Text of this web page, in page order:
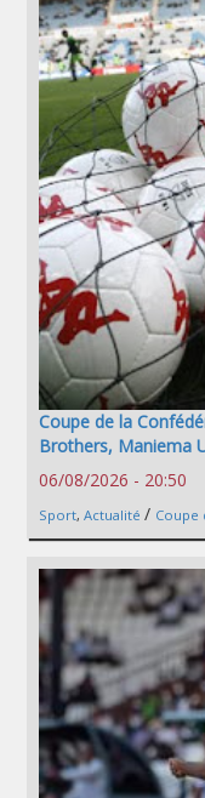
Coupe de la
Brothers, Maniema
06/08/2026 - 20:50
Sport, Actualité / Coupe